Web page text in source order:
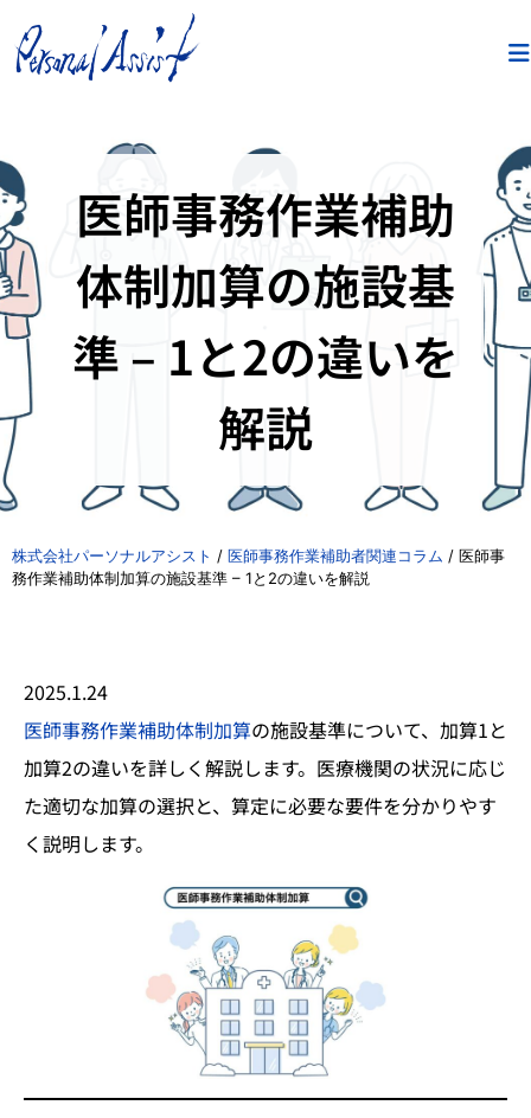
医師事務作業補助
体制加算の施設基
準 – 1と2の違いを
解説
株式会社パーソナルアシスト / 医師事務作業補助者関連コラム / 医師事
務作業補助体制加算の施設基準 – 1と2の違いを解説
2025.1.24
医師事務作業補助体制加算の施設基準について、加算1と
加算2の違いを詳しく解説します。医療機関の状況に応じ
た適切な加算の選択と、算定に必要な要件を分かりやす
く説明します。